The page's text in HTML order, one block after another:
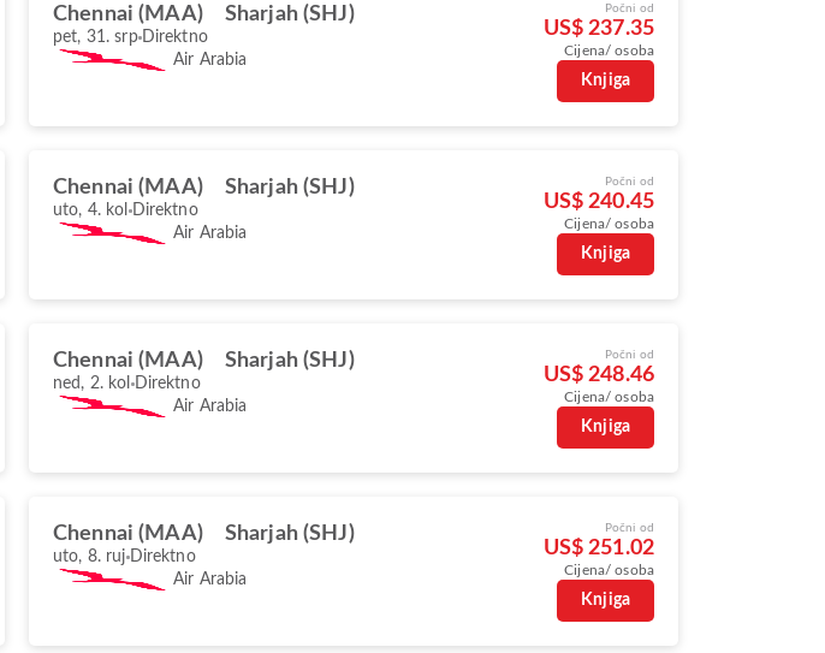
Chennai (MAA) Sharjah (SHJ)
pet, 31. srp Direktno
Air Arabia
Počni od
US$ 237.35
Cijena/ osoba
Knjiga
Chennai (MAA) Sharjah (SHJ)
uto, 4. kol Direktno
Air Arabia
Počni od
US$ 240.45
Cijena/ osoba
Knjiga
Chennai (MAA) Sharjah (SHJ)
ned, 2. kol Direktno
Air Arabia
Počni od
US$ 248.46
Cijena/ osoba
Knjiga
Chennai (MAA) Sharjah (SHJ)
uto, 8. ruj Direktno
Air Arabia
Počni od
US$ 251.02
Cijena/ osoba
Knjiga